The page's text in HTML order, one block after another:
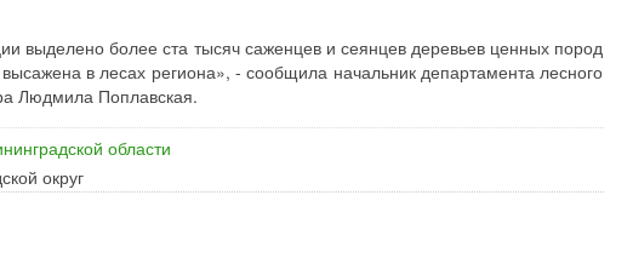
выделено более ста тысяч саженцев и сеянцев деревьев ценных пород
в лесах региона», - сообщила начальник департамента лесного
Людмила Поплавская.
области
округ